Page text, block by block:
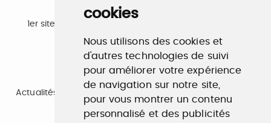
cookies
Nous utilisons des cookies et
d'autres technologies de suivi
pour améliorer votre expérience
de navigation sur notre site,
pour vous montrer un contenu
personnalisé et des publicités
Emploi
1er site emploi du secteur culturel 784.000 visites et
www.profilculture.com
Formation
Actualités, guide et annuaire des formations aux métiers
de la culture.
www.profilculture-formation.com